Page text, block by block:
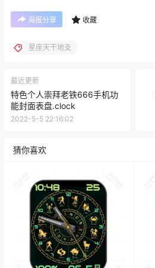
海报分享 收藏
星座天干地支
最近更新
特色个人崇拜老铁666手机功
能封面表盘.clock
2022-5-5 22:16:02
猜你喜欢